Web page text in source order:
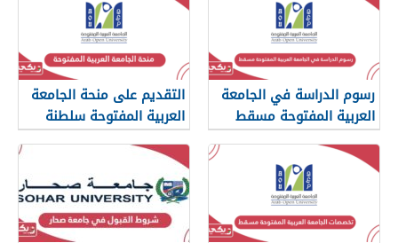
رسوم الدراسة في الجامعة
العربية المفتوحة مسقط
2026
التقديم على منحة الجامعة
العربية المفتوحة سلطنة
عمان 2026